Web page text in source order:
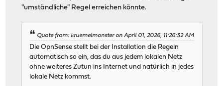
"umständliche" Regel erreichen könnte.
Quote from: kruemelmonster on April 01, 2026, 11:26:32 AM
Die OpnSense stellt bei der Installation die Regeln
automatisch so ein, das du aus jedem lokalen Netz
ohne weiteres Zutun ins Internet und natürlich in jedes
lokale Netz kommst.